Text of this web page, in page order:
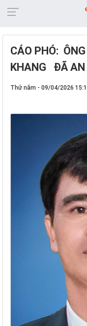
CÁO PHÓ:
KHANG ĐÃ AN
Thứ năm - 09/04/2026